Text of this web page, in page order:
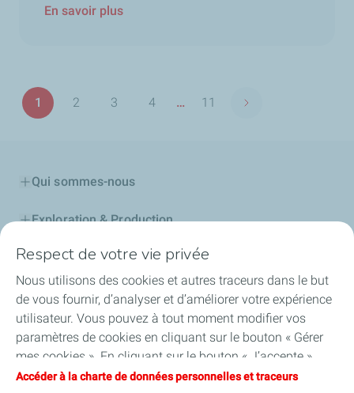
En savoir plus
Pagination
Page
1
Page
2
Page
3
Page
4 …
Dernière
11
Page suivante
Qui sommes-nous
Exploration & Production
Stations Service
Lubrifiants Automobiles
Professionnels
TotalEnergies DAFA
Respect de votre vie privée
Nous utilisons des cookies et autres traceurs dans le but
de vous fournir, d’analyser et d’améliorer votre expérience
utilisateur. Vous pouvez à tout moment modifier vos
paramètres de cookies en cliquant sur le bouton « Gérer
mes cookies ». En cliquant sur le bouton « J’accepte »,
vous acceptez le dépôt de l’ensemble des cookies. Dans le
Accéder à la charte de données personnelles et traceurs